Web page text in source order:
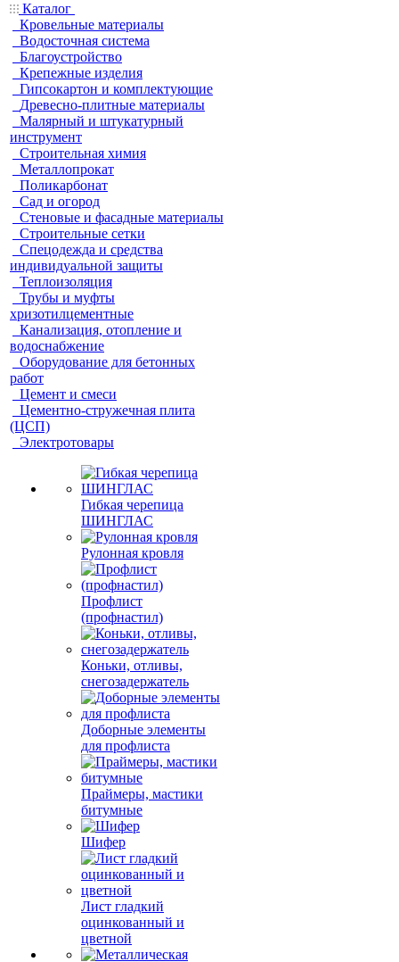
Каталог
Кровельные материалы
Водосточная система
Благоустройство
Крепежные изделия
Гипсокартон и комплектующие
Древесно-плитные материалы
Малярный и штукатурный
инструмент
Строительная химия
Металлопрокат
Поликарбонат
Сад и огород
Стеновые и фасадные материалы
Строительные сетки
Спецодежда и средства
индивидуальной защиты
Теплоизоляция
Трубы и муфты
хризотилцементные
Канализация, отопление и
водоснабжение
Оборудование для бетонных
работ
Цемент и смеси
Цементно-стружечная плита
(ЦСП)
Электротовары
Гибкая черепица
ШИНГЛАС
Рулонная кровля
Профлист
(профнастил)
Коньки, отливы,
снегозадержатель
Доборные элементы
для профлиста
Праймеры, мастики
битумные
Шифер
Лист гладкий
оцинкованный и
цветной